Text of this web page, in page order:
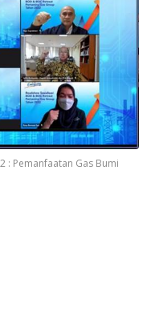
: Pemanfaatan Gas Bumi